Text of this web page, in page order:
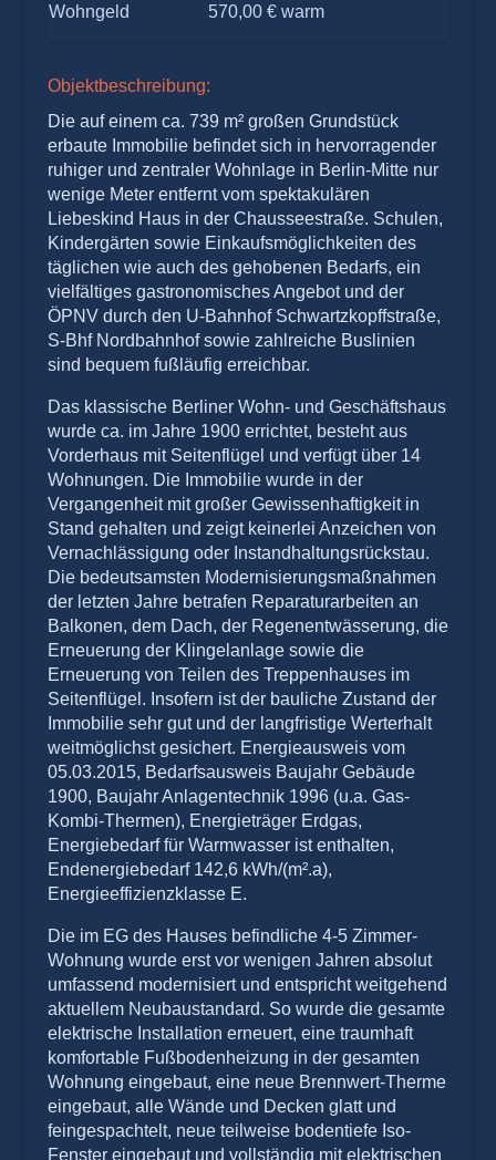
Wohngeld
570,00 € warm
Objektbeschreibung:
Die auf einem ca. 739 m² großen Grundstück
erbaute Immobilie befindet sich in hervorragender
ruhiger und zentraler Wohnlage in Berlin-Mitte nur
wenige Meter entfernt vom spektakulären
Liebeskind Haus in der Chausseestraße. Schulen,
Kindergärten sowie Einkaufsmöglichkeiten des
täglichen wie auch des gehobenen Bedarfs, ein
vielfältiges gastronomisches Angebot und der
ÖPNV durch den U-Bahnhof Schwartzkopffstraße,
S-Bhf Nordbahnhof sowie zahlreiche Buslinien
sind bequem fußläufig erreichbar.
Das klassische Berliner Wohn- und Geschäftshaus
wurde ca. im Jahre 1900 errichtet, besteht aus
Vorderhaus mit Seitenflügel und verfügt über 14
Wohnungen. Die Immobilie wurde in der
Vergangenheit mit großer Gewissenhaftigkeit in
Stand gehalten und zeigt keinerlei Anzeichen von
Vernachlässigung oder Instandhaltungsrückstau.
Die bedeutsamsten Modernisierungsmaßnahmen
der letzten Jahre betrafen Reparaturarbeiten an
Balkonen, dem Dach, der Regenentwässerung, die
Erneuerung der Klingelanlage sowie die
Erneuerung von Teilen des Treppenhauses im
Seitenflügel. Insofern ist der bauliche Zustand der
Immobilie sehr gut und der langfristige Werterhalt
weitmöglichst gesichert. Energieausweis vom
05.03.2015, Bedarfsausweis Baujahr Gebäude
1900, Baujahr Anlagentechnik 1996 (u.a. Gas-
Kombi-Thermen), Energieträger Erdgas,
Energiebedarf für Warmwasser ist enthalten,
Endenergiebedarf 142,6 kWh/(m².a),
Energieeffizienzklasse E.
Die im EG des Hauses befindliche 4-5 Zimmer-
Wohnung wurde erst vor wenigen Jahren absolut
umfassend modernisiert und entspricht weitgehend
aktuellem Neubaustandard. So wurde die gesamte
elektrische Installation erneuert, eine traumhaft
komfortable Fußbodenheizung in der gesamten
Wohnung eingebaut, eine neue Brennwert-Therme
eingebaut, alle Wände und Decken glatt und
feingespachtelt, neue teilweise bodentiefe Iso-
Fenster eingebaut und vollständig mit elektrischen